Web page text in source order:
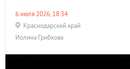
6 июля 2026, 18:34
Краснодарский край
Иолина Грибкова